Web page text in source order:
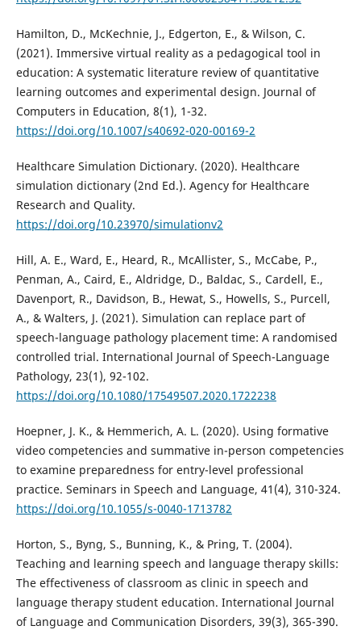
Hamilton, D., McKechnie, J., Edgerton, E., & Wilson, C.
(2021). Immersive virtual reality as a pedagogical tool in
education: A systematic literature review of quantitative
learning outcomes and experimental design. Journal of
Computers in Education, 8(1), 1-32.
https://doi.org/10.1007/s40692-020-00169-2
Healthcare Simulation Dictionary. (2020). Healthcare
simulation dictionary (2nd Ed.). Agency for Healthcare
Research and Quality.
https://doi.org/10.23970/simulationv2
Hill, A. E., Ward, E., Heard, R., McAllister, S., McCabe, P.,
Penman, A., Caird, E., Aldridge, D., Baldac, S., Cardell, E.,
Davenport, R., Davidson, B., Hewat, S., Howells, S., Purcell,
A., & Walters, J. (2021). Simulation can replace part of
speech-language pathology placement time: A randomised
controlled trial. International Journal of Speech-Language
Pathology, 23(1), 92-102.
https://doi.org/10.1080/17549507.2020.1722238
Hoepner, J. K., & Hemmerich, A. L. (2020). Using formative
video competencies and summative in-person competencies
to examine preparedness for entry-level professional
practice. Seminars in Speech and Language, 41(4), 310-324.
https://doi.org/10.1055/s-0040-1713782
Horton, S., Byng, S., Bunning, K., & Pring, T. (2004).
Teaching and learning speech and language therapy skills:
The effectiveness of classroom as clinic in speech and
language therapy student education. International Journal
of Language and Communication Disorders, 39(3), 365-390.